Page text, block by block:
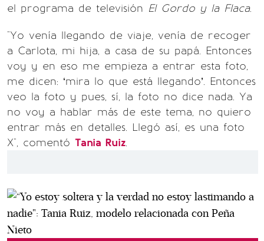
el programa de televisión El Gordo y la Flaca.
"Yo venía llegando de viaje, venía de recoger
a Carlota, mi hija, a casa de su papá. Entonces
voy y en eso me empieza a entrar esta foto,
me dicen: ‘mira lo que está llegando’. Entonces
veo la foto y pues, sí, la foto no dice nada. Ya
no voy a hablar más de este tema, no quiero
entrar más en detalles. Llegó así, es una foto
X", comentó Tania Ruiz.